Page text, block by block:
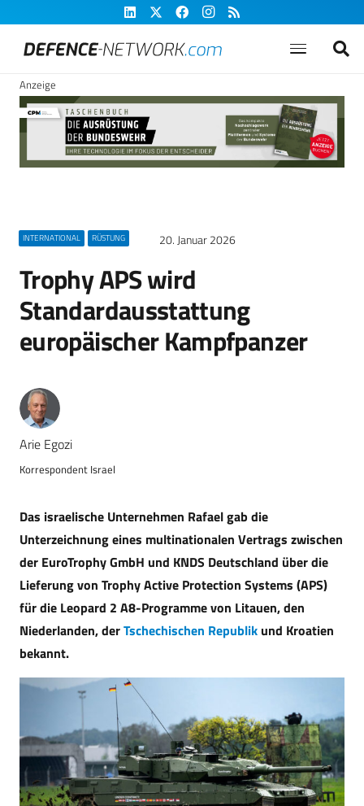
Anzeige
INTERNATIONAL RÜSTUNG 20. Januar 2026
Trophy APS wird
Standardausstattung
europäischer Kampfpanzer
Arie Egozi
Korrespondent Israel
Das israelische Unternehmen Rafael gab die
Unterzeichnung eines multinationalen Vertrags zwischen
der EuroTrophy GmbH und KNDS Deutschland über die
Lieferung von Trophy Active Protection Systems (APS)
für die Leopard 2 A8-Programme von Litauen, den
Niederlanden, derTschechischen Republik und Kroatien
bekannt.